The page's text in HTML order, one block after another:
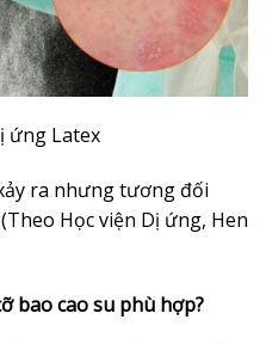
ứng Latex
ra nhưng tương đối
Học viện Dị ứng, Hen
bao cao su phù hợp?